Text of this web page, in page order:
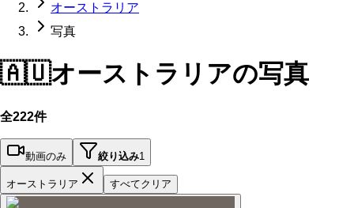
オーストラリア
写真
🇦🇺オーストラリアの写真
全222件
動画のみ 絞り込み1
オーストラリア すべてクリア